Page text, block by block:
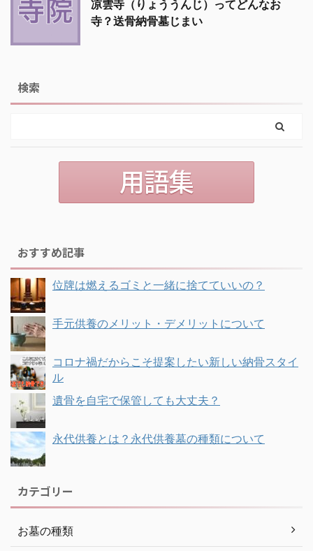
凉雲寺（りょううんじ）ってどんなお
寺？送骨納骨墓じまい
検索
おすすめ記事
位牌は燃えるゴミと一緒に捨てていいの？
手元供養のメリット・デメリットについて
コロナ禍だからこそ提案したい新しい納骨スタイ
ル
遺骨を自宅で保管しても大丈夫？
永代供養とは？永代供養墓の種類について
カテゴリー
お墓の種類